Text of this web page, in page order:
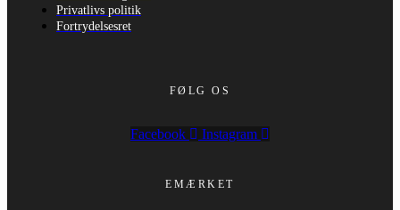
Privatlivs politik
Fortrydelsesret
FØLG OS
Facebook Instagram
EMÆRKET